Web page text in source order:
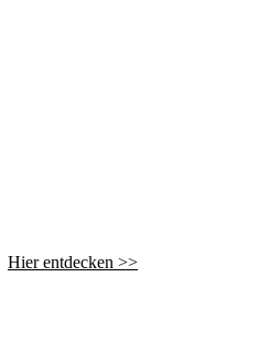
Hier entdecken >>